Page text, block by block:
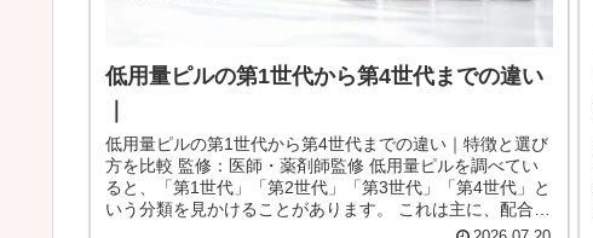
低用量ピルの第1世代から第4世代までの違い
低用量ピルの第1世代から第4世代までの違い｜特徴と選び
方を比較 監修：医師・薬剤師監修 低用量ピルを調べてい
ると、「第1世代」「第2世代」「第3世代」「第4世代」と
いう分類を見かけることがあります。 これは主に、配合さ